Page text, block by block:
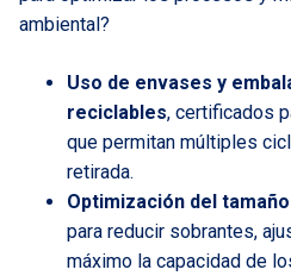
ambiental?
Uso de envases y
reciclables, certificados
que permitan múltiples
retirada.
Optimización del
para reducir sobrantes,
máximo la capacidad de